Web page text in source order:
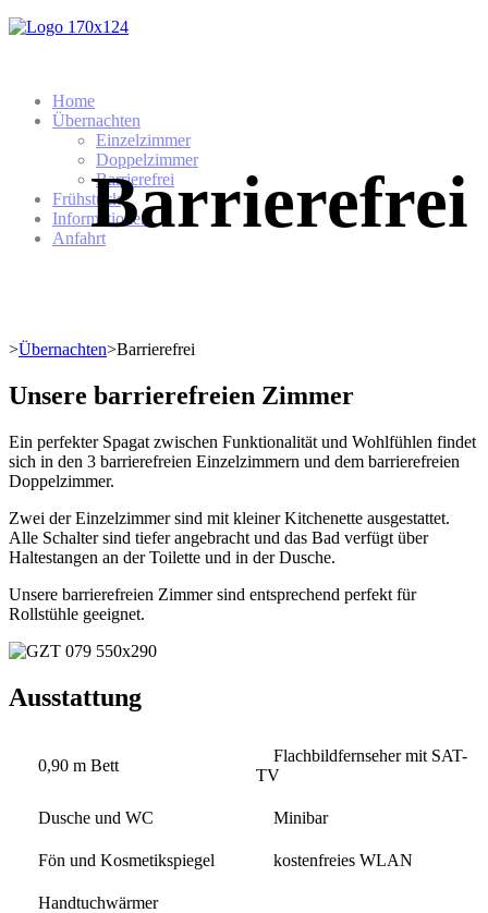
Home
Übernachten
Einzelzimmer
Doppelzimmer
Barrierefrei
Frühstück
Informationen
AnfahrtBarrierefrei
>Übernachten>Barrierefrei
Unsere barrierefreien Zimmer
Ein perfekter Spagat zwischen Funktionalität und Wohlfühlen findet
sich in den 3 barrierefreien Einzelzimmern und dem barrierefreien
Doppelzimmer.
Zwei der Einzelzimmer sind mit kleiner Kitchenette ausgestattet.
Alle Schalter sind tiefer angebracht und das Bad verfügt über
Haltestangen an der Toilette und in der Dusche.
Unsere barrierefreien Zimmer sind entsprechend perfekt für
Rollstühle geeignet.
Ausstattung
0,90 m Bett
Flachbildfernseher mit SAT-
TV
Dusche und WC Minibar
Fön und Kosmetikspiegel kostenfreies WLAN
Handtuchwärmer